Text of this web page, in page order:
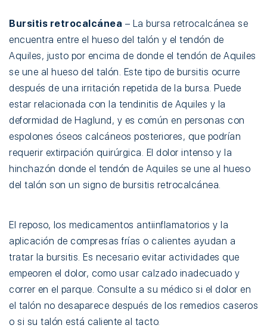
Bursitis retrocalcánea – La bursa retrocalcánea se
encuentra entre el hueso del talón y el tendón de
Aquiles, justo por encima de donde el tendón de Aquiles
se une al hueso del talón. Este tipo de bursitis ocurre
después de una irritación repetida de la bursa. Puede
estar relacionada con la tendinitis de Aquiles y la
deformidad de Haglund, y es común en personas con
espolones óseos calcáneos posteriores, que podrían
requerir extirpación quirúrgica. El dolor intenso y la
hinchazón donde el tendón de Aquiles se une al hueso
del talón son un signo de bursitis retrocalcánea.
El reposo, los medicamentos antiinflamatorios y la
aplicación de compresas frías o calientes ayudan a
tratar la bursitis. Es necesario evitar actividades que
empeoren el dolor, como usar calzado inadecuado y
correr en el parque. Consulte a su médico si el dolor en
el talón no desaparece después de los remedios caseros
o si su talón está caliente al tacto.